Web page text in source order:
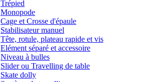
Trépied
Monopode
Cage et Crosse d'épaule
Stabilisateur manuel
Tête, rotule, plateau rapide et vis
Elément séparé et accessoire
Niveau à bulles
Slider ou Travelling de table
Skate dolly